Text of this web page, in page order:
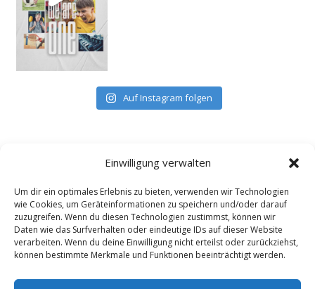
Einwilligung verwalten
Um dir ein optimales Erlebnis zu bieten, verwenden wir Technologien
wie Cookies, um Geräteinformationen zu speichern und/oder darauf
zuzugreifen. Wenn du diesen Technologien zustimmst, können wir
Daten wie das Surfverhalten oder eindeutige IDs auf dieser Website
verarbeiten. Wenn du deine Einwilligung nicht erteilst oder zurückziehst,
können bestimmte Merkmale und Funktionen beeinträchtigt werden.
Auf Instagram folgen